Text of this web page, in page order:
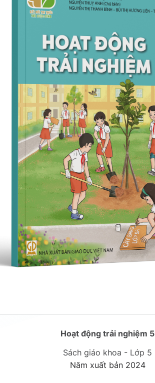
Hoạt động trải nghiệm 5
Sách giáo khoa - Lớp 5
Năm xuất bản 2024